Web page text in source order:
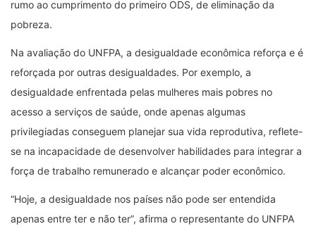
rumo ao cumprimento do primeiro ODS, de eliminação da
pobreza.
Na avaliação do UNFPA, a desigualdade econômica reforça e é
reforçada por outras desigualdades. Por exemplo, a
desigualdade enfrentada pelas mulheres mais pobres no
acesso a serviços de saúde, onde apenas algumas
privilegiadas conseguem planejar sua vida reprodutiva, reflete-
se na incapacidade de desenvolver habilidades para integrar a
força de trabalho remunerado e alcançar poder econômico.
“Hoje, a desigualdade nos países não pode ser entendida
apenas entre ter e não ter”, afirma o representante do UNFPA